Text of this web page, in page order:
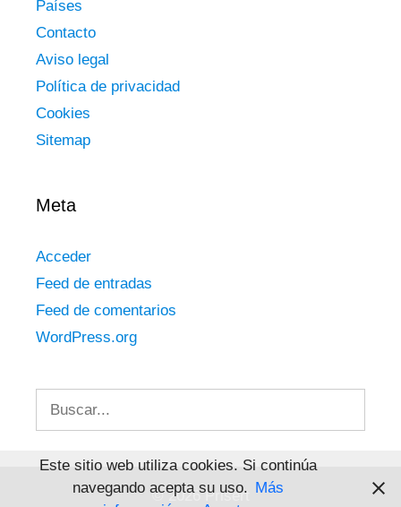
Países
Contacto
Aviso legal
Política de privacidad
Cookies
Sitemap
Meta
Acceder
Feed de entradas
Feed de comentarios
WordPress.org
© 2026 Prisert
Este sitio web utiliza cookies. Si continúa
navegando acepta su uso. Más